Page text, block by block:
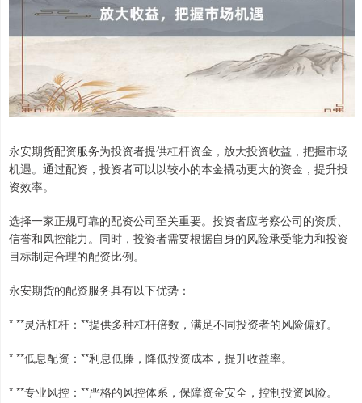
永安期货配资服务为投资者提供杠杆资金，放大投资收益，把握市场
机遇。通过配资，投资者可以以较小的本金撬动更大的资金，提升投
资效率。
选择一家正规可靠的配资公司至关重要。投资者应考察公司的资质、
信誉和风控能力。同时，投资者需要根据自身的风险承受能力和投资
目标制定合理的配资比例。
永安期货的配资服务具有以下优势：
* **灵活杠杆：**提供多种杠杆倍数，满足不同投资者的风险偏好。
* **低息配资：**利息低廉，降低投资成本，提升收益率。
* **专业风控：**严格的风控体系，保障资金安全，控制投资风险。